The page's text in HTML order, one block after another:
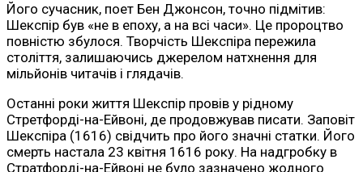
Його сучасник, поет Бен Джонсон, точно підмітив:
Шекспір був «не в епоху, а на всі часи». Це пророцтво
повністю збулося. Творчість Шекспіра пережила
століття, залишаючись джерелом натхнення для
мільйонів читачів і глядачів.
Останні роки життя Шекспір провів у рідному
Стретфорді-на-Ейвоні, де продовжував писати. Заповіт
Шекспіра (1616) свідчить про його значні статки. Його
смерть настала 23 квітня 1616 року. На надгробку в
Стратфорді-на-Ейвоні не було зазначено жодного